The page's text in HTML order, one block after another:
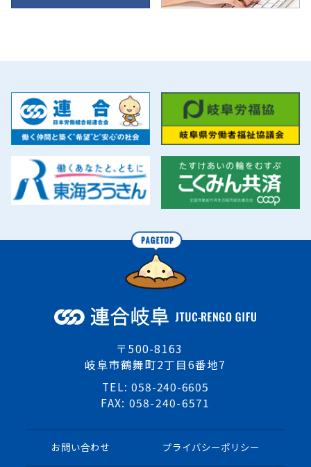
〒500-8163
岐阜市鶴舞町2丁目6番地7
TEL:058-240-6605
FAX: 058-240-6571
お問い合わせ プライバシーポリシー